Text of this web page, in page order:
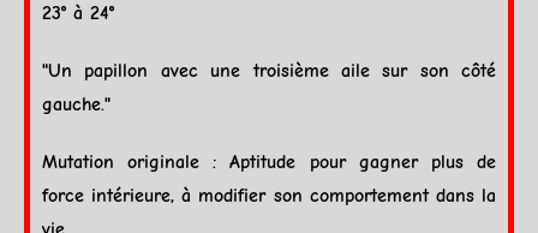
23° à 24°
"Un papillon avec une troisième aile sur son côté
gauche."
Mutation originale : Aptitude pour gagner plus de
force intérieure, à modifier son comportement dans la